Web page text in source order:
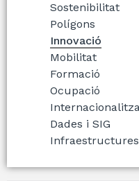
Sostenibilitat
Polígons
Innovació
Mobilitat
Formació
Ocupació
Dades i SIG
Infraestructures